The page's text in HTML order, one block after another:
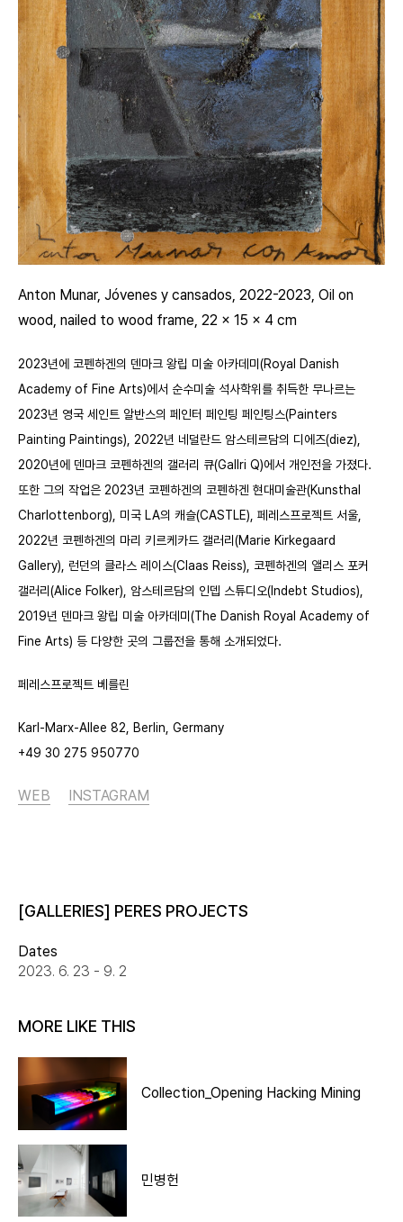
Anton Munar, Jóvenes y cansados, 2022-2023, Oil on
wood, nailed to wood frame, 22 x 15 x 4 cm
2023년에 코펜하겐의 덴마크 왕립 미술 아카데미 (Royal Danish
Academy of Fine Arts)에서 순수미술 석사학위를 취득한 무나르는
2023년 영국 세인트 알반스의 페인터 페인팅 페인팅스(Painters
Painting Paintings) , 2022년 네덜란드 암스테르담의 디에즈(diez)
2020년에 덴마크 코펜하겐의 갤러리 큐(Gallri Q)에서 개인전을 가졌다.
또한 그의 작업은 2023년 코펜하겐의 코펜하겐 현대미술관(Kunsthal
Charlottenborg) , 미국 LA의 캐슬(CASTLE) , 페레스프로젝트 서울,
2022년 코펜하겐의 마리 키르케카드 갤러리(Marie Kirkegaard
Gallery) , 런던의 클라스 레이스(Claas Reiss) , 코펜하겐의 앨리스 포커
갤러리(Alice Folker) , 암스테르담의 인뎁 스튜디오(Indebt Studios)
2019년 덴마크 왕립 미술 아카데미 (The Danish Royal Academy of
Fine Arts) 등 다양한 곳의 그룹전을 통해 소개되었다.
페레스프로젝트 베를린
Karl-Marx-Allee 82, Berlin, Germany
+49 30 275 950770
WEB INSTAGRAM
[GALLERIES] PERES PROJECTS
Dates
2023. 6. 23 - 9. 2
MORE LIKE THIS
Collection_Opening Hacking Mining
민병헌